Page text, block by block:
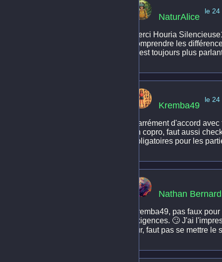
NaturAlice
le 24
Merci Houria
comprendre les
C'est toujours plus
Kremba49
le 24
Carrément d'accord
en copro, faut aussi
obligatoires pour les
Nathan Bernard
Kremba49, pas faux
exigences. 🙄 J'ai
sûr, faut pas se mettre